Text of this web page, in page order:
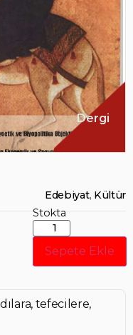
Dergi
Edebiyat, Kültür
Stokta
Sepete Ekle
tefecilere,